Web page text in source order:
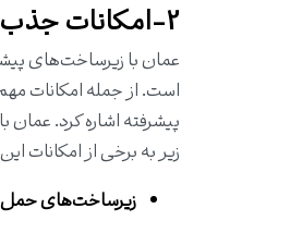
2-امکانات جذب کننده سرمایه گذاری درعمان:
عمان با زیرساخت‌های
است. از جمله امکانات
پیشرفته اشاره کرد.
زیر به برخی از امکانات
زیرساخت‌های